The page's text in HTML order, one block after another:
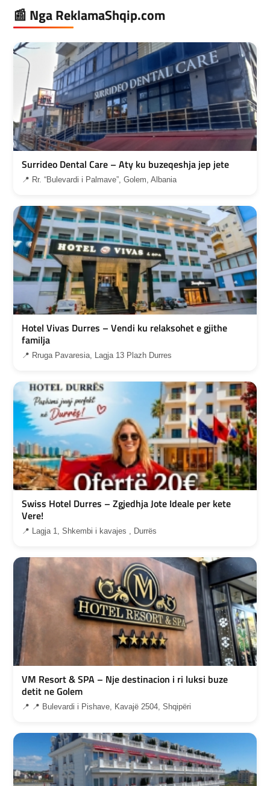
📰 Nga ReklamaShqip.com
Surrideo Dental Care – Aty ku buzeqeshja jep jete
📍 Rr. “Bulevardi i Palmave”, Golem, Albania
Hotel Vivas Durres – Vendi ku relaksohet e gjithe
familja
📍 Rruga Pavaresia, Lagja 13 Plazh Durres
Swiss Hotel Durres – Zgjedhja Jote Ideale per kete
Vere!
📍 Lagja 1, Shkembi i kavajes , Durrës
VM Resort & SPA – Nje destinacion i ri luksi buze
detit ne Golem
📍 📍 Bulevardi i Pishave, Kavajë 2504, Shqipëri